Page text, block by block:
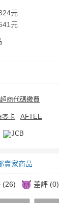
元
元
超商代碼繳費
零卡 AFTEE
賣家商品
(26) 差評 (0)